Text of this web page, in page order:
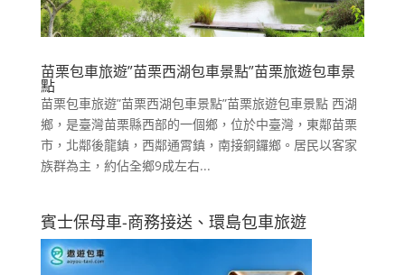
苗栗包車旅遊”苗栗西湖包車景點”苗栗旅遊包車景
點
苗栗包車旅遊”苗栗西湖包車景點”苗栗旅遊包車景點 西湖
鄉，是臺灣苗栗縣西部的一個鄉，位於中臺灣，東鄰苗栗
市，北鄰後龍鎮，西鄰通霄鎮，南接銅鑼鄉。居民以客家
族群為主，約佔全鄉9成左右...
賓士保母車-商務接送、環島包車旅遊